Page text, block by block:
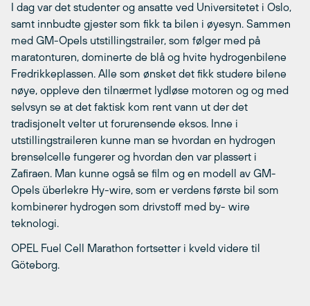
I dag var det studenter og ansatte ved Universitetet i Oslo,
samt innbudte gjester som fikk ta bilen i øyesyn. Sammen
med GM-Opels utstillingstrailer, som følger med på
maratonturen, dominerte de blå og hvite hydrogenbilene
Fredrikkeplassen. Alle som ønsket det fikk studere bilene
nøye, oppleve den tilnærmet lydløse motoren og og med
selvsyn se at det faktisk kom rent vann ut der det
tradisjonelt velter ut forurensende eksos. Inne i
utstillingstraileren kunne man se hvordan en hydrogen
brenselcelle fungerer og hvordan den var plassert i
Zafiraen. Man kunne også se film og en modell av GM-
Opels überlekre Hy-wire, som er verdens første bil som
kombinerer hydrogen som drivstoff med by- wire
teknologi.
OPEL Fuel Cell Marathon fortsetter i kveld videre til
Göteborg.